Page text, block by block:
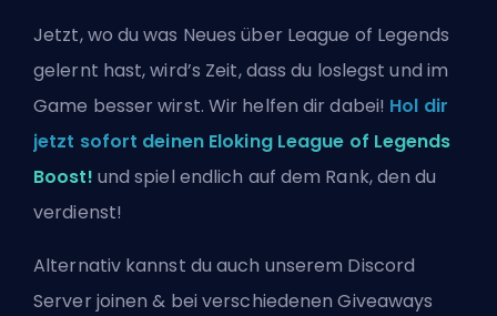
Jetzt, wo du was Neues über League of Legends
gelernt hast, wird’s Zeit, dass du loslegst und im
Game besser wirst. Wir helfen dir dabei! Hol dir
jetzt sofort deinen Eloking League of Legends
Boost! und spiel endlich auf dem Rank, den du
verdienst!
Alternativ kannst du auch unserem Discord
Server joinen & bei verschiedenen Giveaways